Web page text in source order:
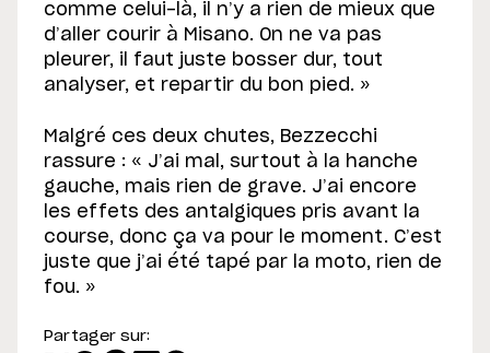
comme celui-là, il n’y a rien de mieux que
d’aller courir à Misano. On ne va pas
pleurer, il faut juste bosser dur, tout
analyser, et repartir du bon pied. »
Malgré ces deux chutes, Bezzecchi
rassure : « J’ai mal, surtout à la hanche
gauche, mais rien de grave. J’ai encore
les effets des antalgiques pris avant la
course, donc ça va pour le moment. C’est
juste que j’ai été tapé par la moto, rien de
fou. »
Partager sur: